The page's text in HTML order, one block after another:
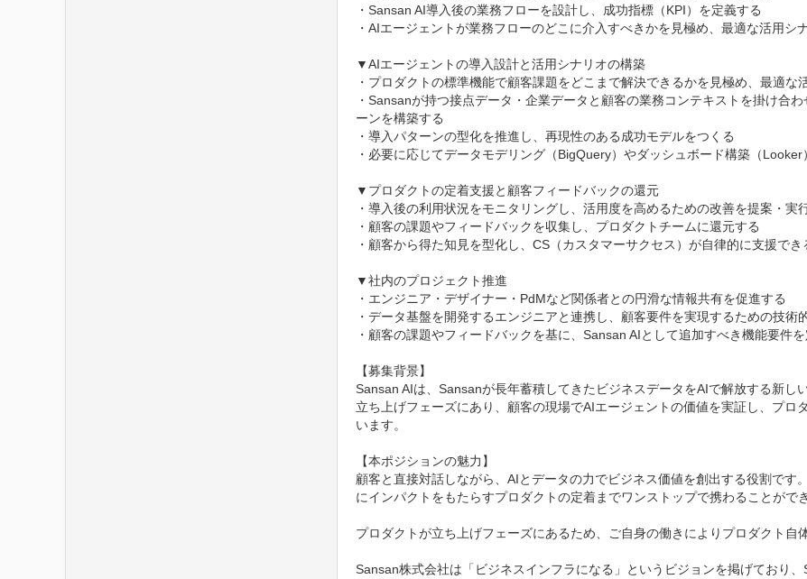
・Sansan AI導入後の業務フローを設計し、成功指標（KPI）を定義する
・AIエージェントが業務フローのどこに介入すべきかを見極め、最適な活用シ
▼AIエージェントの導入設計と活用シナリオの構築
・プロダクトの標準機能で顧客課題をどこまで解決できるかを見極め、最適な
・Sansanが持つ接点データ・企業データと顧客の業務コンテキストを掛け合
ーンを構築する
・導入パターンの型化を推進し、再現性のある成功モデルをつくる
・必要に応じてデータモデリング（BigQuery）やダッシュボード構築（
▼プロダクトの定着支援と顧客フィードバックの還元
・導入後の利用状況をモニタリングし、活用度を高めるための改善を提案・実
・顧客の課題やフィードバックを収集し、プロダクトチームに還元する
・顧客から得た知見を型化し、CS（カスタマーサクセス）が自律的に支援で
▼社内のプロジェクト推進
・エンジニア・デザイナー・PdMなど関係者との円滑な情報共有を促進する
・データ基盤を開発するエンジニアと連携し、顧客要件を実現するための技術
・顧客の課題やフィードバックを基に、Sansan AIとして追加すべき機能要件
【募集背景】
Sansan AIは、Sansanが長年蓄積してきたビジネスデータをAIで解放する新
立ち上げフェーズにあり、顧客の現場でAIエージェントの価値を実証し、プ
います。
【本ポジションの魅力】
顧客と直接対話しながら、AIとデータの力でビジネス価値を創出する役割で
にインパクトをもたらすプロダクトの定着までワンストップで携わることができ
プロダクトが立ち上げフェーズにあるため、ご自身の働きによりプロダクト自
Sansan株式会社は「ビジネスインフラになる」というビジョンを掲げており